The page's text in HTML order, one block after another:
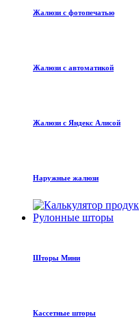
Жалюзи с фотопечатью
Жалюзи с автоматикой
Жалюзи с Яндекс Алисой
Наружные жалюзи
Рулонные шторы
Шторы Мини
Кассетные шторы